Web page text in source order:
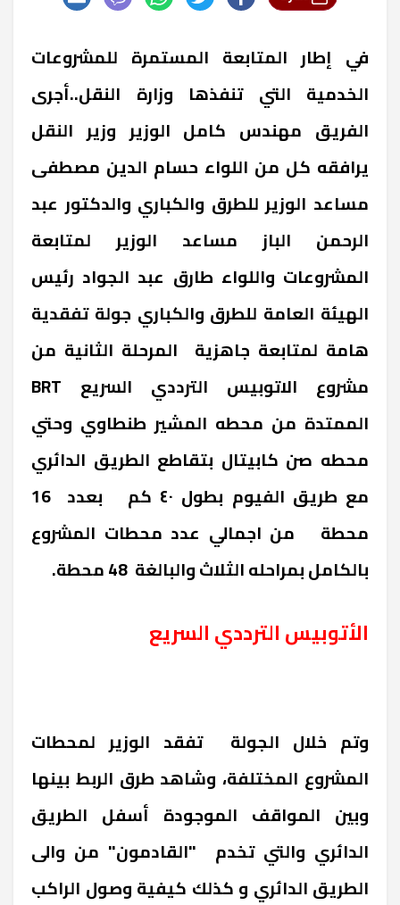
في إطار المتابعة المستمرة للمشروعات
الخدمية التي تنفذها وزارة النقل..أجرى
الفريق مهندس كامل الوزير وزير النقل
يرافقه كل من اللواء حسام الدين مصطفى
مساعد الوزير للطرق والكباري والدكتور عبد
الرحمن الباز مساعد الوزير لمتابعة
المشروعات واللواء طارق عبد الجواد رئيس
الهيئة العامة للطرق والكباري جولة تفقدية
هامة لمتابعة جاهزية المرحلة الثانية من
مشروع الاتوبيس الترددي السريع
الممتدة من محطه المشير طنطاوي وحتي
محطه صن كابيتال بتقاطع الطريق الدائري
مع طريق الفيوم بطول ٤٠ كم بعدد 16
محطة من اجمالي عدد محطات المشروع
بالكامل بمراحله الثلاث والبالغة 48 محطة
.
الأتوبيس الترددي السريع
وتم خلال الجولة تفقد الوزير لمحطات
المشروع المختلفة، وشاهد طرق الربط بينها
وبين المواقف الموجودة أسفل الطريق
الدائري والتي تخدم "القادمون" من والى
الطريق الدائري و كذلك كيفية وصول الراكب